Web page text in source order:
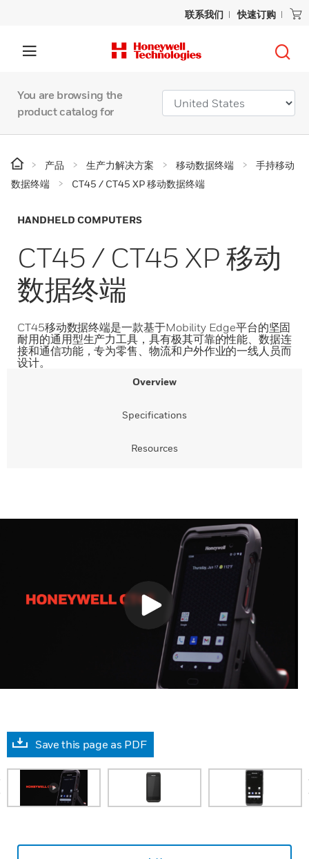
联系我们 快速订购
You are browsing the
product catalog for
产品 生产力解决方案 移动数据终端
手持移动
数据终端
CT45 / CT45 XP 移动数据终端
HANDHELD COMPUTERS
CT45 / CT45 XP 移动
数据终端
CT45移动数据终端是一款基于Mobility Edge平台的坚固
耐用的通用型生产力工具，具有极其可靠的性能、数据连
接和通信功能，专为零售、物流和户外作业的一线人员而
设计。
Overview
Specifications
Resources
Save this page as PDF
prev